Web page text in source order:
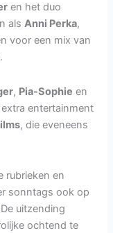
en het duo
alsAnni Perka,
voor een mix van
, Pia-Sophie en
entertainment
, die eveneens
rubrieken en
sonntags ook op
uitzending
ochtend te